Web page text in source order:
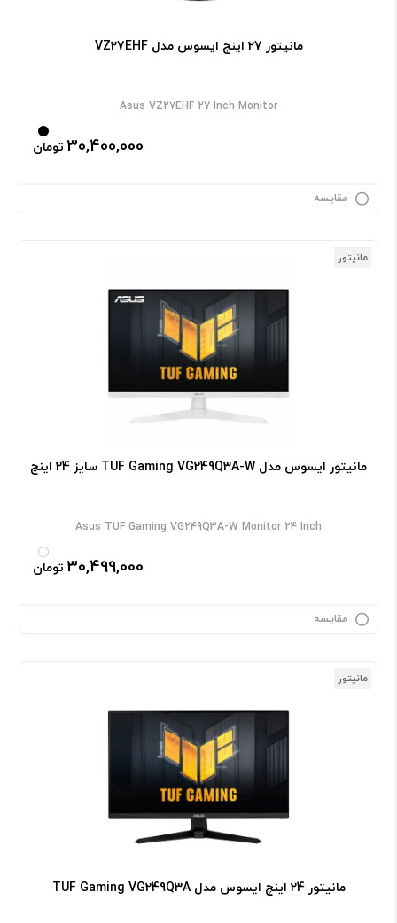
مانیتور 27 اینچ ایسوس مدل VZ27EHF
Asus VZ27EHF 27 Inch Monitor
30,400,000 تومان
مقایسه
مانیتور
مانیتور ایسوس مدل TUF Gaming VG249Q3A-W سایز 24 اینچ
Asus TUF Gaming VG249Q3A-W Monitor 24 Inch
30,499,000 تومان
مقایسه
مانیتور
مانیتور 24 اینچ ایسوس مدل TUF Gaming VG249Q3A